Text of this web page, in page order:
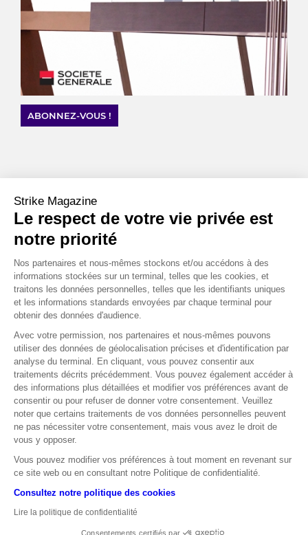
ABONNEZ-VOUS !
CHIFFRES CLÉS
C’est le cours historique du baril de pétrole qui a été atteint sur
le contrat à terme de mai sur le brut léger américain WTI (West
Texas Intermediate).
Source : Reuters, 20 avril 2020
500Mds€
C’est le montant du plan de relance économique sur lequel les
27 pays membres de l’Union Européenne se sont accordés en
avril.
Source : Le Monde, avril 2020
C’est la date prévue par le Gouvernement pour entamer un
déconfinement partiel en France et espérer une reprise de
l’activité économique au plus vite.
Source : Gouvernement Français
Strike Magazine
Le respect de votre vie privée est
notre priorité
Nos partenaires et nous-mêmes stockons et/ou accédons à des
informations stockées sur un terminal, telles que les cookies, et
traitons les données personnelles, telles que les identifiants uniques
et les informations standards envoyées par chaque terminal pour
obtenir des données d'audience.
Avec votre permission, nos partenaires et nous-mêmes pouvons
utiliser des données de géolocalisation précises et d'identification par
analyse du terminal. En cliquant, vous pouvez consentir aux
traitements décrits précédemment. Vous pouvez également accéder à
des informations plus détaillées et modifier vos préférences avant de
consentir ou pour refuser de donner votre consentement. Veuillez
noter que certains traitements de vos données personnelles peuvent
ne pas nécessiter votre consentement, mais vous avez le droit de
vous y opposer.
Vous pouvez modifier vos préférences à tout moment en revenant sur
ce site web ou en consultant notre Politique de confidentialité.
Consultez notre politique des cookies
Lire la politique de confidentialité
Consentements certifiés par